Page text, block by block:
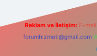
Reklam ve İletişim: E-mail:
forumhizmeti@gmail.com